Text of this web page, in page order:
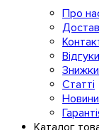
Про
Відгуки
Знижки
Статті
Новини
Каталог